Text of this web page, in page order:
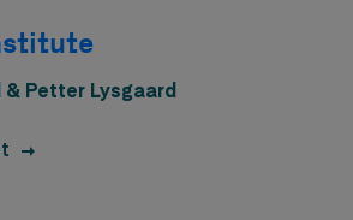
Petter Lysgaard